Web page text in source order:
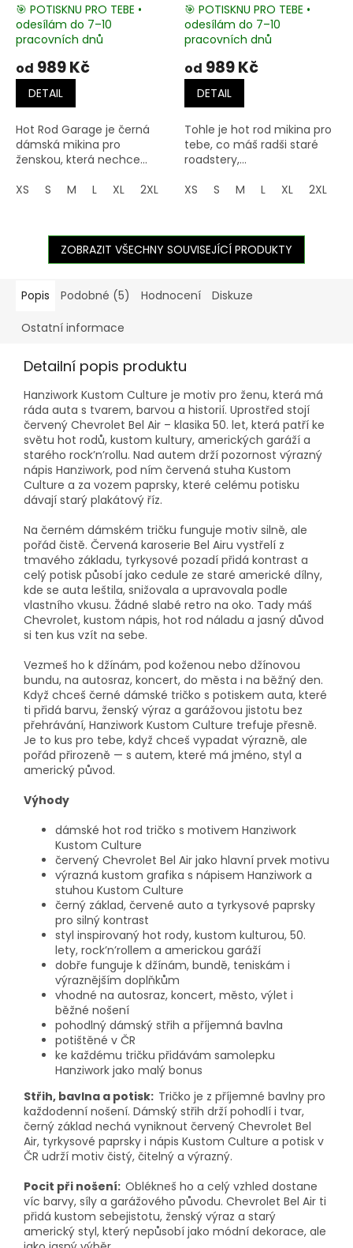
🎯 POTISKNU PRO TEBE •
odesílám do 7–10
pracovních dnů
od 989 Kč
DETAIL
Hot Rod Garage je černá
dámská mikina pro
ženskou, která nechce...
XS
S M L XL 2XL 3XL 4XL 5XL
🎯 POTISKNU PRO TEBE •
odesílám do 7–10
pracovních dnů
od 989 Kč
DETAIL
Tohle je hot rod mikina pro
tebe, co máš radši staré
roadstery,...
XS
S M L XL 2XL
ZOBRAZIT VŠECHNY SOUVISEJÍCÍ PRODUKTY
Popis Podobné (5) Hodnocení Diskuze
Ostatní informace
Detailní popis produktu
Hanziwork Kustom Culture je motiv pro ženu, která má
ráda auta s tvarem, barvou a historií. Uprostřed stojí
červený Chevrolet Bel Air – klasika 50. let, která patří ke
světu hot rodů, kustom kultury, amerických garáží a
starého rock’n’rollu. Nad autem drží pozornost výrazný
nápis Hanziwork, pod ním červená stuha Kustom
Culture a za vozem paprsky, které celému potisku
dávají starý plakátový říz.
Na černém dámském tričku funguje motiv silně, ale
pořád čistě. Červená karoserie Bel Airu vystřelí z
tmavého základu, tyrkysové pozadí přidá kontrast a
celý potisk působí jako cedule ze staré americké dílny,
kde se auta leštila, snižovala a upravovala podle
vlastního vkusu. Žádné slabé retro na oko. Tady máš
Chevrolet, kustom nápis, hot rod náladu a jasný důvod
si ten kus vzít na sebe.
Vezmeš ho k džínám, pod koženou nebo džínovou
bundu, na autosraz, koncert, do města i na běžný den.
Když chceš černé dámské tričko s potiskem auta, které
ti přidá barvu, ženský výraz a garážovou jistotu bez
přehrávání, Hanziwork Kustom Culture trefuje přesně.
Je to kus pro tebe, když chceš vypadat výrazně, ale
pořád přirozeně — s autem, které má jméno, styl a
americký původ.
Výhody
dámské hot rod tričko s motivem Hanziwork
Kustom Culture
červený Chevrolet Bel Air jako hlavní prvek motivu
výrazná kustom grafika s nápisem Hanziwork a
stuhou Kustom Culture
černý základ, červené auto a tyrkysové paprsky
pro silný kontrast
styl inspirovaný hot rody, kustom kulturou, 50.
lety, rock’n’rollem a americkou garáží
dobře funguje k džínám, bundě, teniskám i
výraznějším doplňkům
vhodné na autosraz, koncert, město, výlet i
běžné nošení
pohodlný dámský střih a příjemná bavlna
potištěné v ČR
ke každému tričku přidávám samolepku
Hanziwork jako malý bonus
Střih, bavlna a potisk: Tričko je z příjemné bavlny pro
každodenní nošení. Dámský střih drží pohodlí i tvar,
černý základ nechá vyniknout červený Chevrolet Bel
Air, tyrkysové paprsky i nápis Kustom Culture a potisk v
ČR udrží motiv čistý, čitelný a výrazný.
Pocit při nošení: Oblékneš ho a celý vzhled dostane
víc barvy, síly a garážového původu. Chevrolet Bel Air ti
přidá kustom sebejistotu, ženský výraz a starý
americký styl, který nepůsobí jako módní dekorace, ale